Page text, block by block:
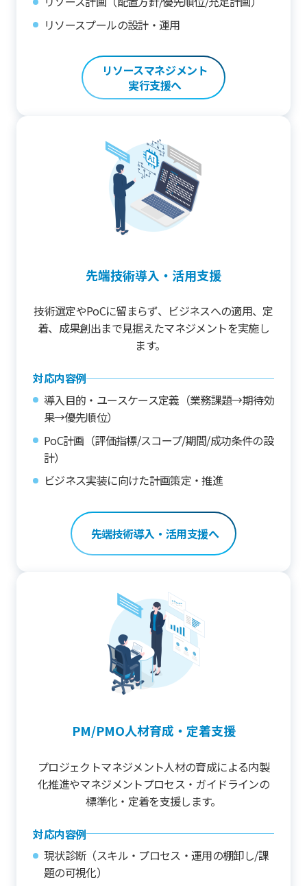
リソースプールの設計・運用
リソースマネジメント
実行支援へ
先端技術導入・活用支援
技術選定やPoCに留まらず、ビジネスへの適用、定
着、成果創出まで見据えたマネジメントを実施し
ます。
対応内容例
導入目的・ユースケース定義（業務課題→期待効
果→優先順位）
PoC計画（評価指標/スコープ/期間/成功条件の設
計）
ビジネス実装に向けた計画策定・推進
先端技術導入・活用支援へ
PM/PMO人材育成・定着支援
プロジェクトマネジメント人材の育成による内製
化推進やマネジメントプロセス・ガイドラインの
標準化・定着を支援します。
対応内容例
現状診断（スキル・プロセス・運用の棚卸し/課
題の可視化）